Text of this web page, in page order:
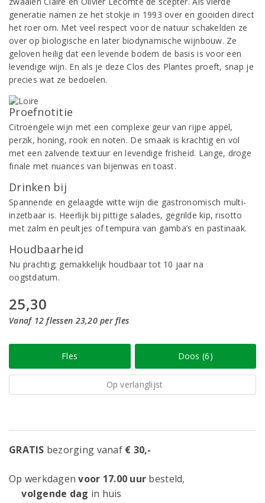
generatie namen ze het stokje in 1993 over en gooiden direct
het roer om. Met veel respect voor de natuur schakelden ze
over op biologische en later biodynamische wijnbouw. Ze
geloven heilig dat een levende bodem de basis is voor een
levendige wijn. En als je deze Clos des Plantes proeft, snap je
precies wat ze bedoelen.
Proefnotitie
Citroengele wijn met een complexe geur van rijpe appel,
perzik, honing, rook en noten. De smaak is krachtig en vol
met een zalvende textuur en levendige frisheid. Lange, droge
finale met nuances van bijenwas en toast.
Drinken bij
Spannende en gelaagde witte wijn die gastronomisch multi-
inzetbaar is. Heerlijk bij pittige salades, gegrilde kip, risotto
met zalm en peultjes of tempura van gamba’s en pastinaak.
Houdbaarheid
Nu prachtig; gemakkelijk houdbaar tot 10 jaar na
oogstdatum.
25,30
Vanaf 12 flessen 23,20 per fles
Fles Doos (6)
Op verlanglijst
GRATIS bezorging vanaf € 30,-
Op werkdagenvoor 17.00 uur besteld,
volgende dag in huis